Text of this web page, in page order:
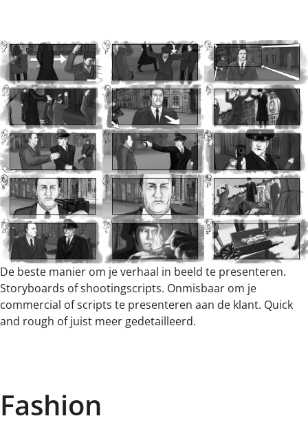
De beste manier om je verhaal in beeld te presenteren.
Storyboards of shootingscripts. Onmisbaar om je
commercial of scripts te presenteren aan de klant. Quick
and rough of juist meer gedetailleerd.
Fashion